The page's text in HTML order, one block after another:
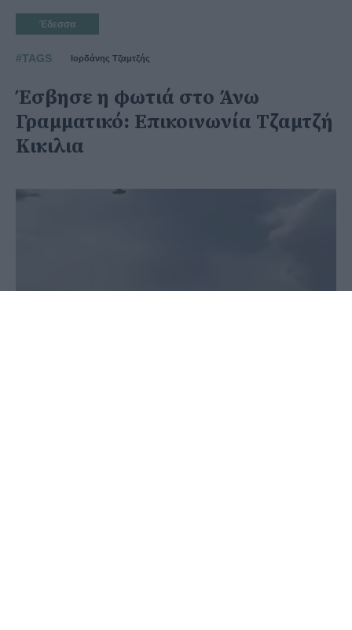
Έδεσσα
#TAGS Ιορδάνης Τζαμτζής
Έσβησε η φωτιά στο Άνω
Γραμματικό: Επικοινωνία Τζαμτζή
Κικιλια